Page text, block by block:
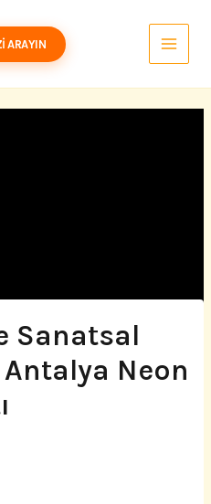
ARAYIN
Sanatsal
Neon